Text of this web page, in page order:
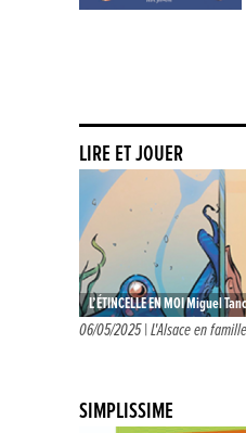
LIRE ET JOUER
L’ÉTINCELLE EN MOI Miguel
Éditions Grasset Jeunesse
06/05/2025 |L'Alsace en famille
SIMPLISSIME